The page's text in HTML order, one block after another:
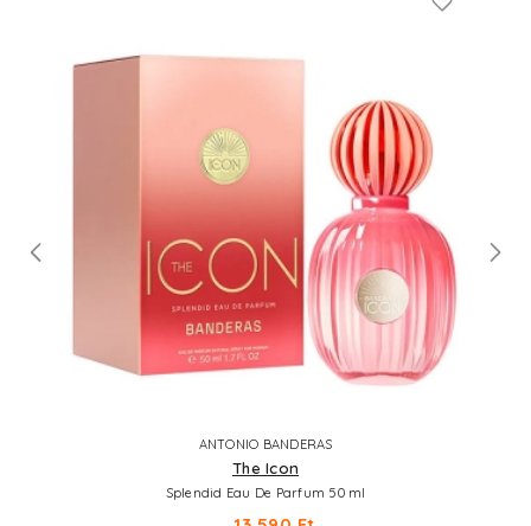
ANTONIO BANDERAS
The Icon
Splendid Eau De Parfum 50 ml